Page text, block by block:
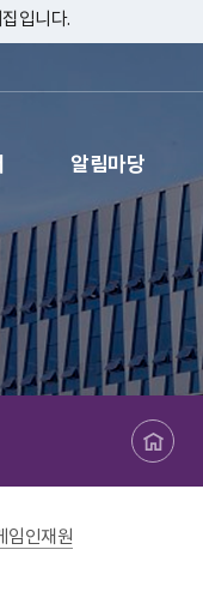
입니다.
알림마당
메인페이지로 바로가기
임인재원